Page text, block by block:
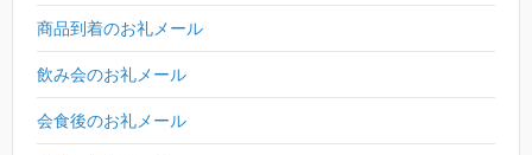
商品到着のお礼メール
飲み会のお礼メール
会食後のお礼メール